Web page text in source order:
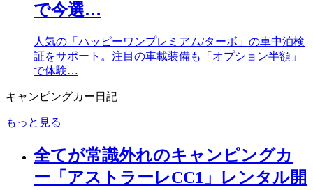
で今選…
人気の「ハッピーワンプレミアム/ターボ」の車中泊検
証をサポート。注目の車載装備も「オプション半額」
で体験…
キャンピングカー日記
もっと見る
全てが常識外れのキャンピングカ
ー「アストラーレCC1」レンタル開